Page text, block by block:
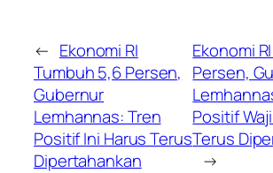
← Ekonomi RI
Tumbuh 5,6 Persen,
Gubernur
Lemhannas: Tren
Positif Ini Harus Terus
Dipertahankan
Ekonomi
Persen,
Positif
Terus
→